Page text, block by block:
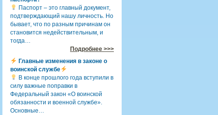
Паспорт – это главный документ,
подтверждающий нашу личность. Но
бывает, что по разным причинам он
становится недействительным, и
тогда…
Подробнее >>>
Главные изменения в законе о
воинской службе
В конце прошлого года вступили в
силу важные поправки в
Федеральный закон «О воинской
обязанности и военной службе».
Основные…